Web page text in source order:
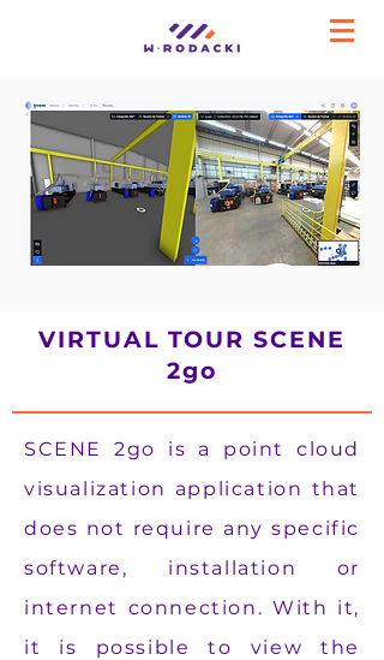
VIRTUAL TOUR SCENE
2go
SCENE 2go is a point cloud
visualization application that
does not require any specific
software, installation or
internet connection. With it,
it is possible to view the